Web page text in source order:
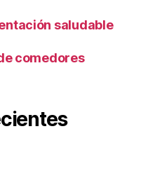
saludable
comedores